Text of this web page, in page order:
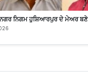
ਨਗਰ ਨਿਗਮ ਹੁਸ਼ਿਆਰਪੁਰ ਦੇ ਮੇਅਰ ਬਣੇ